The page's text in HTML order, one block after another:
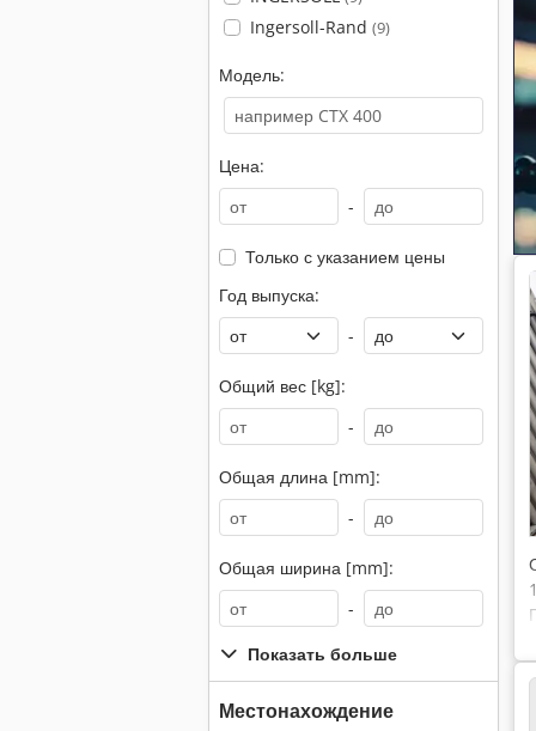
Ingersoll-Rand (9)
Модель:
Цена:
-
Только с указанием цены
Год выпуска:
-
Общий вес [kg]:
-
Общая длина [mm]:
-
Общая ширина [mm]:
-
Показать больше
Местонахождение